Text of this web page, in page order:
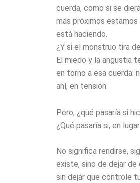
cuerda, como si se
más próximos
está haciendo.
¿Y si el monstruo tira
El miedo y la angustia
en torno a esa cuerda:
ahí, en tensión.
Pero, ¿qué pasaría si
¿Qué pasaría si, en
No significa rendirse,
existe, sino de dejar
sin dejar que controle